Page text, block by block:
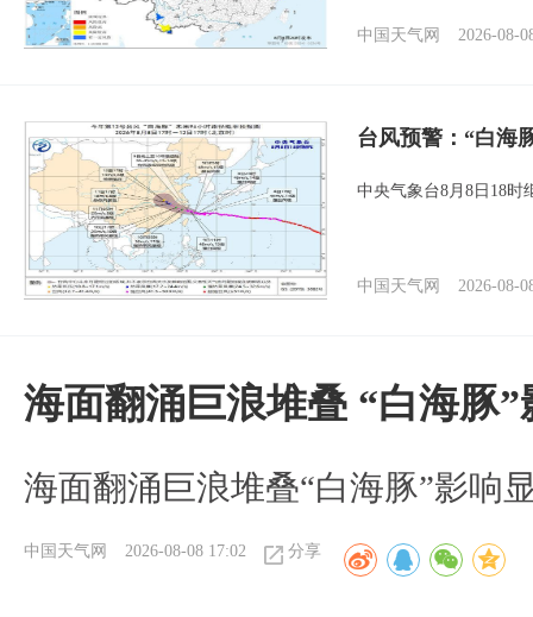
中国天气网 2026-08-
台风预警：“白海
中央气象台8月8日18时
中国天气网 2026-08-
海面翻涌巨浪堆叠 “白海豚”
海面翻涌巨浪堆叠“白海豚”影响
中国天气网 2026-08-08 17:02 分享